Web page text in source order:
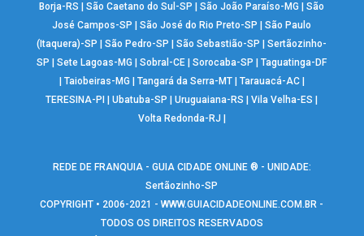
Borja-RS
|São Caetano do Sul-SP |São João Paraíso-MG |São
José Campos-SP
|São José do Rio Preto-SP |São Paulo
(Itaquera)-SP
|São Pedro-SP |São Sebastião-SP |Sertãozinho-
SP
|Sete Lagoas-MG |Sobral-CE |Sorocaba-SP |Taguatinga-DF
Taiobeiras-MG Tangará da Serra-MT| Tarauacá-AC|
TERESINA-PI
|Ubatuba-SP |Uruguaiana-RS |Vila Velha-ES
Volta Redonda-RJ
REDE DE FRANQUIA - GUIA CIDADE ONLINE ® - UNIDADE:
Sertãozinho-SP
COPYRIGHT • 2006-2021 -WWW.GUIACIDADEONLINE.COM.BR -
TODOS OS DIREITOS RESERVADOS